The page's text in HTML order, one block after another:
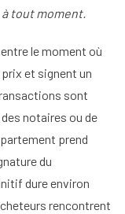
à tout moment.
le moment où
et signent un
sont
notaires ou de
prend
du
dure environ
rencontrent